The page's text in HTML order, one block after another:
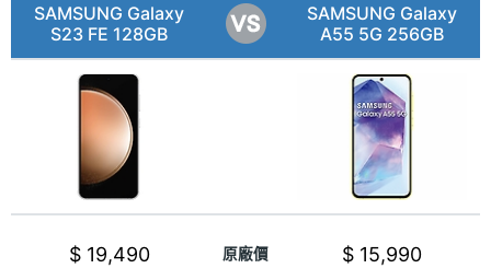
SAMSUNG Galaxy
S23 FE 128GB
SAMSUNG Galaxy
A55 5G 256GB
$ 19,490 原廠價 $ 15,990